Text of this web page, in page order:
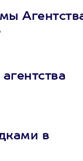
в